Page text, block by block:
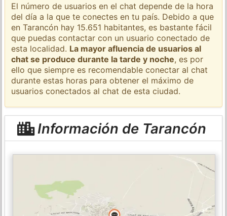
El número de usuarios en el chat depende de la hora
del día a la que te conectes en tu país. Debido a que
en Tarancón hay 15.651 habitantes, es bastante fácil
que puedas contactar con un usuario conectado de
esta localidad. La mayor afluencia de usuarios al
chat se produce durante la tarde y noche, es por
ello que siempre es recomendable conectar al chat
durante estas horas para obtener el máximo de
usuarios conectados al chat de esta ciudad.
Información de Tarancón